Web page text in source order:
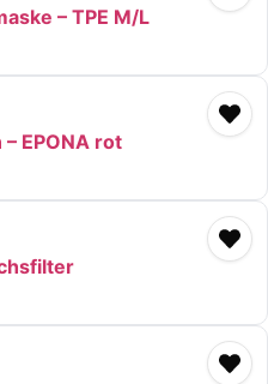
– TPE M/L
EPONA rot